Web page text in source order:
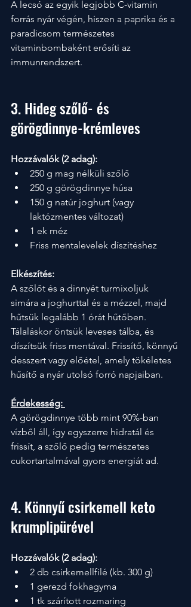
A lecsó az egyik legjobb C-vitamin
forrás nyár végén, hiszen a paprika és a
paradicsom természetes
vitaminbombaként erősíti az
immunrendszert.
3. Hideg szőlő- és
görögdinnye-krémleves
Hozzávalók (2 adag):
250 g mag nélküli szőlő
250 g görögdinnye húsa
150 g natúr joghurt (vagy
laktózmentes változat)
1 ek méz
Friss mentalevelek díszítéshez
Elkészítés:
A szőlőt és a dinnyét turmixoljuk
simára a joghurttal és a mézzel, majd
hűtsük legalább 1 órát hűtőben.
Tálaláskor öntsük leveses tálba, és
díszítsük friss mentával. Frissítő, könnyű
desszert vagy előétel, amely tökéletes
hűsítő a nyár utolsó forró napjaiban.
Érdekesség:
A görögdinnye több mint 90%-ban
vízből áll, így egyszerre hidratál és
frissít, a szőlő pedig természetes
cukortartalmával gyors energiát ad.
4. Könnyű csirkemell keto
krumplipürével
Hozzávalók (2 adag):
2 db csirkemellfilé (kb. 300 g)
1 gerezd fokhagyma
1 tk szárított rozmaring